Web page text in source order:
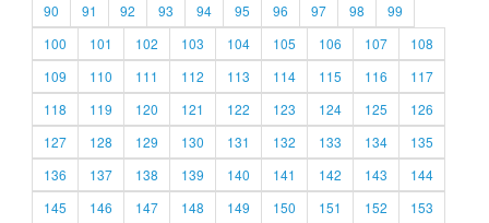
90
91 92 93 94 95 96 97 98
99
100
101 102 103 104 105 106 107
108
109
110 111 112 113 114 115 116
117
118
119 120 121 122 123 124 125
126
127
128 129 130 131 132 133 134
135
136
137 138 139 140 141 142 143
144
145
146 147 148 149 150 151 152
153